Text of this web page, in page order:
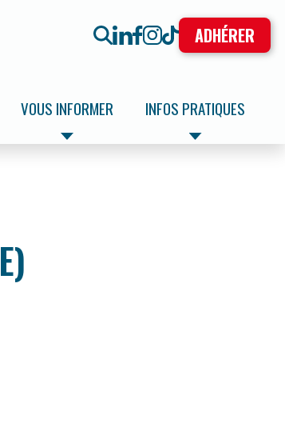
ADHÉRER
VOUS INFORMER INFOS PRATIQUES